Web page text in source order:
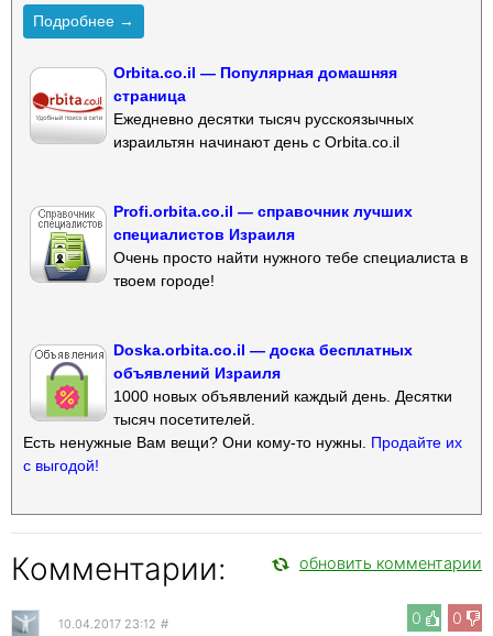
Подробнее →
Orbita.co.il — Популярная домашняя
страница
Ежедневно десятки тысяч русскоязычных
израильтян начинают день с Orbita.co.il
Profi.orbita.co.il — справочник лучших
специалистов Израиля
Очень просто найти нужного тебе специалиста в
твоем городе!
Doska.orbita.co.il — доска бесплатных
объявлений Израиля
1000 новых объявлений каждый день. Десятки
тысяч посетителей.
Есть ненужные Вам вещи? Они кому-то нужны. Продайте их
с выгодой!
Комментарии: обновить комментарии
0 0
10.04.2017 23:12 #